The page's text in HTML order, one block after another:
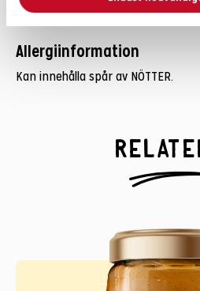
Salt 0,33g
Allergiinformation
Kan innehålla spår av NÖTTER.